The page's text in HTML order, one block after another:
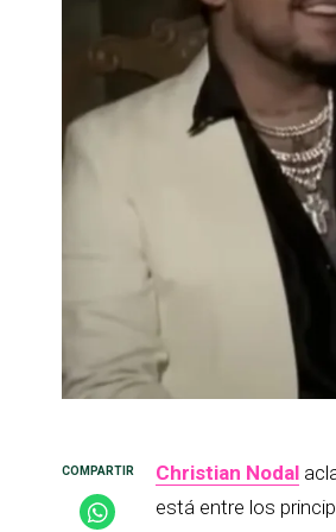
Christian Nodal
está entre los